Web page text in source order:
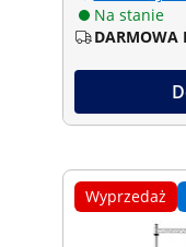
Na stanie
DARMOWA
Wyprzedaż